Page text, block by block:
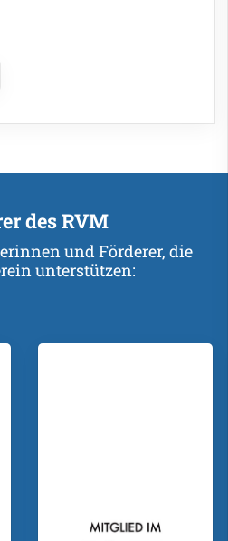
des RVM
und Förderer, die
unterstützen: